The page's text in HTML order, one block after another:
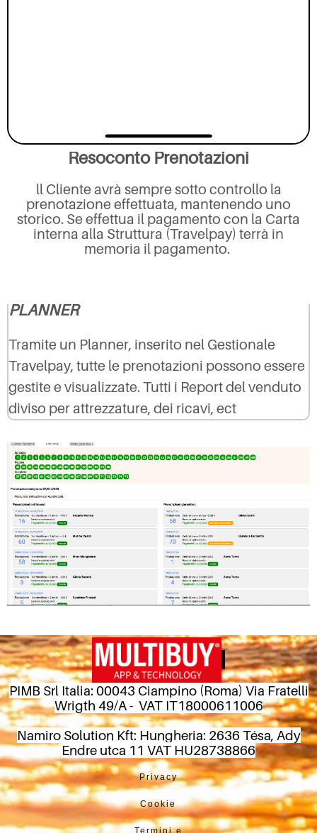
Resoconto Prenotazioni
ll Cliente avrà sempre sotto controllo la
prenotazione effettuata, mantenendo uno
storico. Se effettua il pagamento con la Carta
interna alla Struttura (Travelpay) terrà in
memoria il pagamento.
PLANNER
Tramite un Planner, inserito nel Gestionale
Travelpay, tutte le prenotazioni possono essere
gestite e visualizzate. Tutti i Report del venduto
diviso per attrezzature, dei ricavi, ect
PIMB Srl Italia: 00043 Ciampino (Roma) Via Fratelli
Wrigth 49/A - VAT IT18000611006
Namiro Solution Kft: Hungheria: 2636 Tésa, Ady
Endre utca 11 VAT HU28738866
Privacy
Cookie